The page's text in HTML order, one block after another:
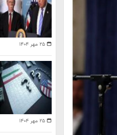
۲۵ مهر ۱۴۰۴
۲۵ مهر ۱۴۰۴